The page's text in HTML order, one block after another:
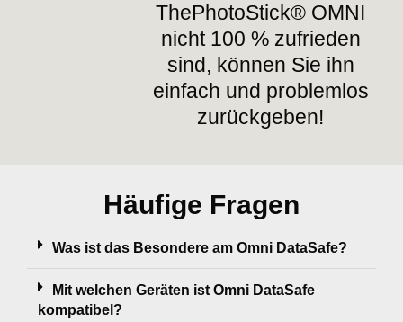
ThePhotoStick® OMNI
nicht 100 % zufrieden
sind, können Sie ihn
einfach und problemlos
zurückgeben!
Häufige Fragen
Was ist das Besondere am Omni DataSafe?
Mit welchen Geräten ist Omni DataSafe
kompatibel?